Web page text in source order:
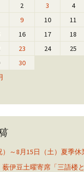
2 3 4
9 10 11
16 17 18
23 24 25
30
～8月15日（土）夏季休
薮伊豆土曜寄席「三語楼